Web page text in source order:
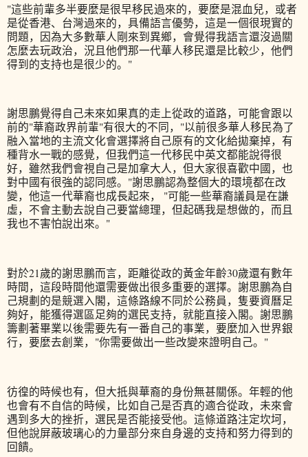
"這些前輩多半要麼是很早移民過來的，要麼是混血兒，或者
是從香港、台灣過來的，具備語言優勢，這是一個很現實的
問題，因為大多數華人剛來到異鄉，會覺得我語言還沒過關
怎麼去玩政治，況且他們那一代華人移民還是比較少，他們
得到的支持也是很少的。"
謝思鵬覺得自己未來如果真的走上從政的道路，可能會跟以
前的"華裔政界前輩"有很大的不同，"以前很多華人移民為了
融入當地的主流文化會選擇將自己原有的文化給拋棄掉，有
種背水一戰的感覺，但我們這一代移民中英文都能說得很
好，雖然我們會視自己是加拿大人，但大家很喜歡中國，也
對中國有很強的認同感。"謝思鵬認為整個大的環境都在改
變，他這一代華裔也成長起來， "可能一些華裔議員是在謙
虛，不會主動去說自己要當總理，但起碼我是想做的，而且
我也不害怕說出來。"
對於21歲的謝思鵬而言，距離從政的黃金年齡30歲還有數年
時間，這段時間他還需要做出很多重要的選擇。謝思鵬為自
己規劃的是競選入閣，這條路線不同於公務員，隻要資曆足
夠好，能獲得選區足夠的選民支持，就能直接入閣。謝思鵬
籌劃著畢業以後需要先有一番自己的事業，要麼加入世界銀
行，要麼去創業，"你需要做出一些改變來證明自己。"
彷徨的時候也有，但大抵與華裔的身份無甚關係。年輕的他
也會有不自信的時候，比如自己是否真的適合從政，未來會
遇到多大的挫折，選民是否能接受他。這條道路注定坎坷，
但他說屏蔽玻璃心的力量部分來自身邊的支持和努力得到的
回饋。